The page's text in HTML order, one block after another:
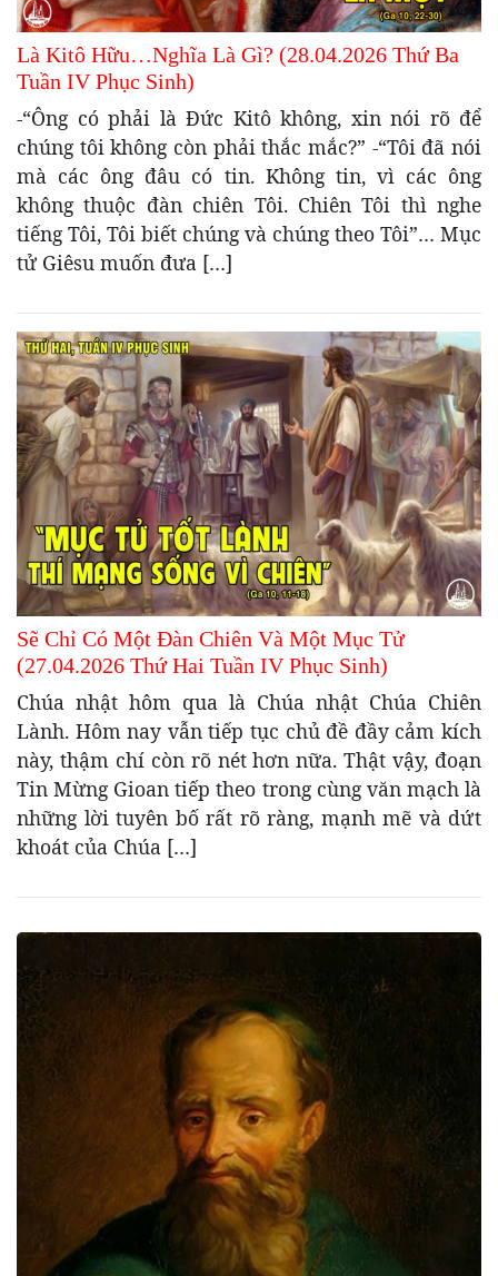
Là Kitô Hữu…Nghĩa Là Gì? (28.04.2026 Thứ Ba
Tuần IV Phục Sinh)
-“Ông có phải là Đức Kitô không, xin nói rõ để
chúng tôi không còn phải thắc mắc?” -“Tôi đã nói
mà các ông đâu có tin. Không tin, vì các ông
không thuộc đàn chiên Tôi. Chiên Tôi thì nghe
tiếng Tôi, Tôi biết chúng và chúng theo Tôi”… Mục
tử Giêsu muốn đưa […]
Sẽ Chỉ Có Một Đàn Chiên Và Một Mục Tử
(27.04.2026 Thứ Hai Tuần IV Phục Sinh)
Chúa nhật hôm qua là Chúa nhật Chúa Chiên
Lành. Hôm nay vẫn tiếp tục chủ đề đầy cảm kích
này, thậm chí còn rõ nét hơn nữa. Thật vậy, đoạn
Tin Mừng Gioan tiếp theo trong cùng văn mạch là
những lời tuyên bố rất rõ ràng, mạnh mẽ và dứt
khoát của Chúa […]